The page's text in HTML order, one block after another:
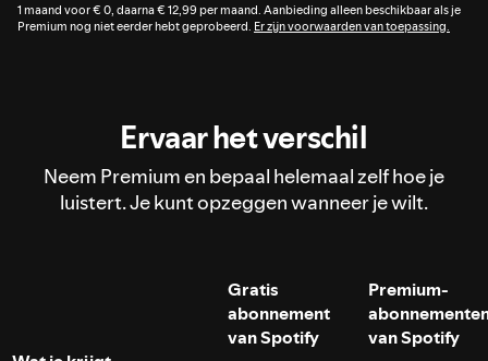
1 maand voor € 0, daarna € 12,99 per maand. Aanbieding alleen beschikbaar als je
Premium nog niet eerder hebt geprobeerd. Er zijn voorwaarden van toepassing.
Ervaar het verschil
Neem Premium en bepaal helemaal zelf hoe je
luistert. Je kunt opzeggen wanneer je wilt.
Gratis
abonnement
van Spotify
Premium-
van Spotify